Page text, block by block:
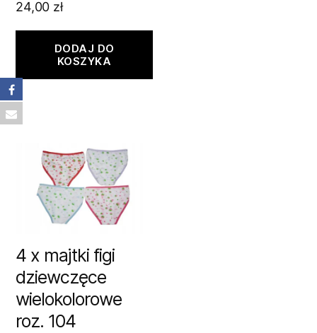
24,00 zł
DODAJ DO
KOSZYKA
4 x majtki figi
dziewczęce
wielokolorowe
roz. 104